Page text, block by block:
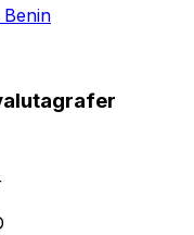
Benin